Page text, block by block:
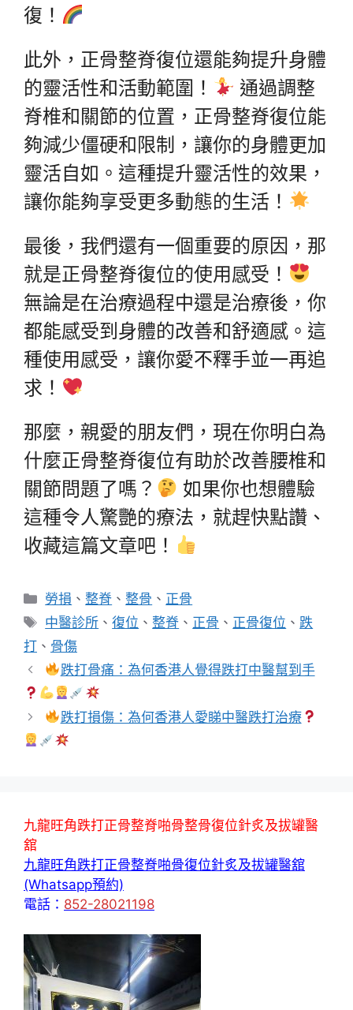
復！
此外，正骨整脊復位還能夠提升身體
的靈活性和活動範圍！
通過調整
脊椎和關節的位置，正骨整脊復位能
夠減少僵硬和限制，讓你的身體更加
靈活自如。這種提升靈活性的效果，
讓你能夠享受更多動態的生活！
最後，我們還有一個重要的原因，那
就是正骨整脊復位的使用感受！
無論是在治療過程中還是治療後，你
都能感受到身體的改善和舒適感。這
種使用感受，讓你愛不釋手並一再追
求！
那麼，親愛的朋友們，現在你明白為
什麼正骨整脊復位有助於改善腰椎和
關節問題了嗎？
如果你也想體驗
這種令人驚艷的療法，就趕快點讚、
收藏這篇文章吧！
分
類
勞損 、整脊 、整骨 、 正骨
標
籤
中醫診所 、復位 、整脊 、 正骨 、 正骨復位 、 跌
打 、 骨傷
跌打骨痛：為何香港人覺得跌打中醫幫到手
跌打損傷：為何香港人愛睇中醫跌打治療
九龍旺角跌打正骨整脊啪骨整骨復位針炙及拔罐醫
舘
九龍旺角跌打正骨整脊啪骨復位針炙及拔罐醫舘
(Whatsapp預約)
電話： 852-28021198